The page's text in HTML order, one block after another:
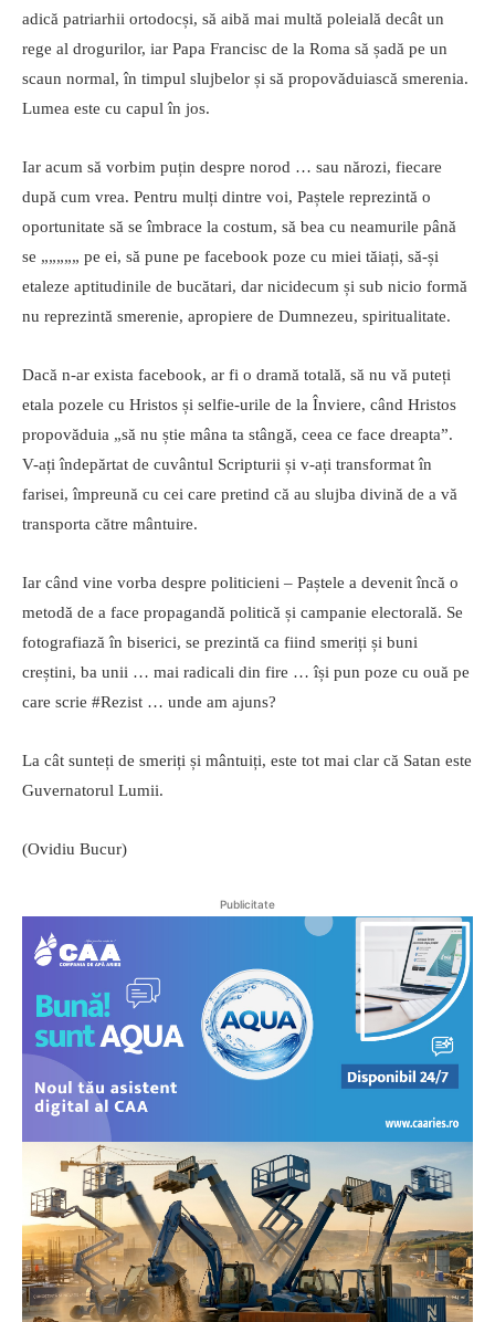
adică patriarhii ortodocși, să aibă mai multă poleială decât un
rege al drogurilor, iar Papa Francisc de la Roma să șadă pe un
scaun normal, în timpul slujbelor și să propovăduiască smerenia.
Lumea este cu capul în jos.
Iar acum să vorbim puțin despre norod … sau nărozi, fiecare
după cum vrea. Pentru mulți dintre voi, Paștele reprezintă o
oportunitate să se îmbrace la costum, să bea cu neamurile până
se „„„„„ pe ei, să pune pe facebook poze cu miei tăiați, să-și
etaleze aptitudinile de bucătari, dar nicidecum și sub nicio formă
nu reprezintă smerenie, apropiere de Dumnezeu, spiritualitate.
Dacă n-ar exista facebook, ar fi o dramă totală, să nu vă puteți
etala pozele cu Hristos și selfie-urile de la Înviere, când Hristos
propovăduia „să nu știe mâna ta stângă, ceea ce face dreapta”.
V-ați îndepărtat de cuvântul Scripturii și v-ați transformat în
farisei, împreună cu cei care pretind că au slujba divină de a vă
transporta către mântuire.
Iar când vine vorba despre politicieni – Paștele a devenit încă o
metodă de a face propagandă politică și campanie electorală. Se
fotografiază în biserici, se prezintă ca fiind smeriți și buni
creștini, ba unii … mai radicali din fire … își pun poze cu ouă pe
care scrie #Rezist … unde am ajuns?
La cât sunteți de smeriți și mântuiți, este tot mai clar că Satan este
Guvernatorul Lumii.
(Ovidiu Bucur)
Publicitate